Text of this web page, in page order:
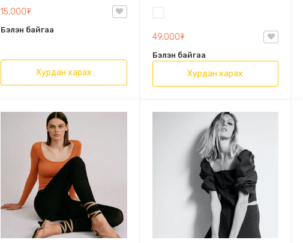
15,000₮
Бэлэн байгаа
Хурдан харах
49,000₮
Бэлэн байгаа
Хурдан харах